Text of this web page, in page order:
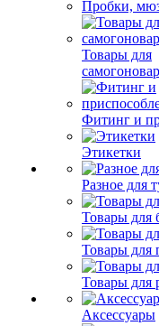
Пробки,
Товары для
Фитинг и
Этикетки
Разное для
Товары для
Товары для
Товары для
Аксессуары